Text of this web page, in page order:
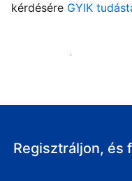
kérdésére GYIK
Fogadja vendégeit
Regisztráljon, és